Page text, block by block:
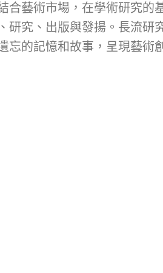
合藝術市場，在學術研究
究、出版與發揚。長流研
的記憶和故事，呈現藝術